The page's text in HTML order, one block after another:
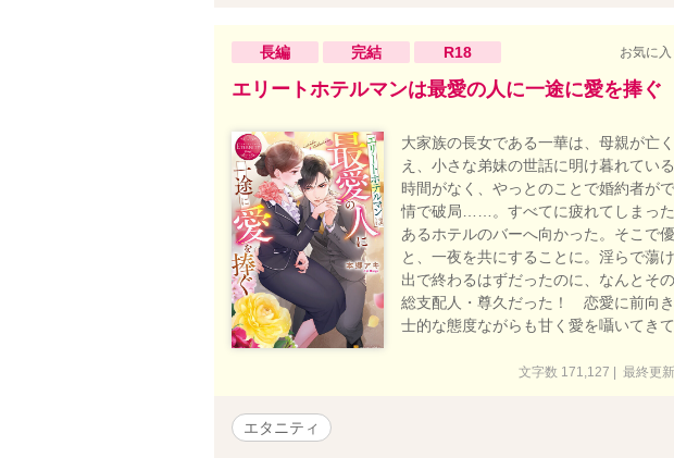
長編 完結 R18 お気に
エリートホテルマンは最愛の人に一途に愛を捧ぐ
大家族の長女である一華は、母親が亡
え、小さな弟妹の世話に明け暮れてい
時間がなく、やっとのことで婚約者が
情で破局……。すべてに疲れてしまっ
あるホテルのバーへ向かった。そこで
と、一夜を共にすることに。淫らで
出で終わるはずだったのに、なんとそ
総支配人・尊久だった！ 恋愛に前向
士的な態度ながらも甘く愛を囁いてき
文字数 171,127 | 最終更
エタニティ